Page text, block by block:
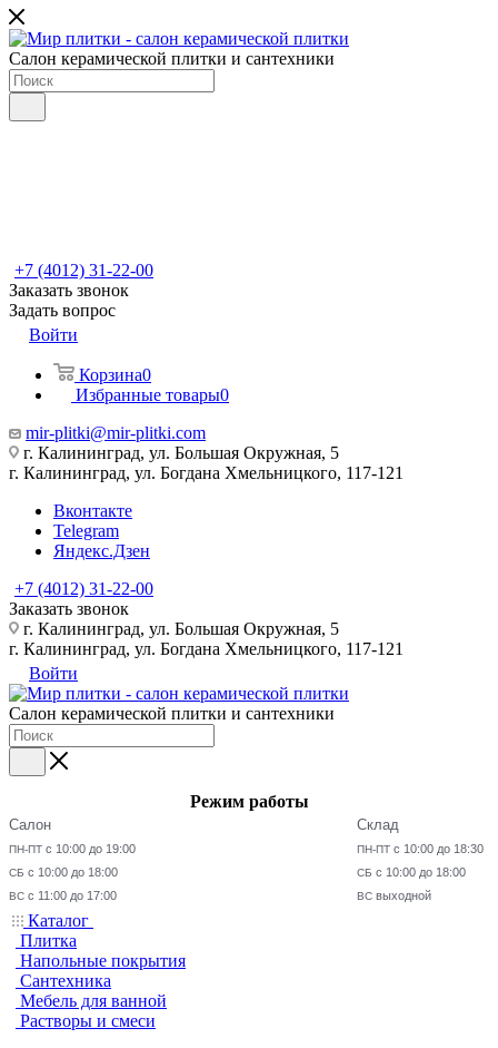
Салон керамической плитки и сантехники
+7 (4012) 31-22-00
Заказать звонок
Задать вопрос
Войти
Корзина0
Избранные товары0
mir-plitki@mir-plitki.com
г. Калининград, ул. Большая Окружная, 5
г. Калининград, ул. Богдана Хмельницкого, 117-121
Вконтакте
Telegram
Яндекс.Дзен
+7 (4012) 31-22-00
Заказать звонок
г. Калининград, ул. Большая Окружная, 5
г. Калининград, ул. Богдана Хмельницкого, 117-121
Войти
Салон керамической плитки и сантехники
Режим работы
Салон
ПН-ПТ с 10:00 до 19:00
СБ с 10:00 до 18:00
ВС с 11:00 до 17:00
Склад
ПН-ПТ с 10:00 до 18:30
СБ с 10:00 до 18:00
ВС выходной
Каталог
Плитка
Напольные покрытия
Сантехника
Мебель для ванной
Растворы и смеси